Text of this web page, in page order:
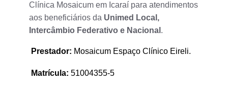
Clínica Mosaicum em Icaraí para atendimentos
aos beneficiários da Unimed Local,
Intercâmbio Federativo e Nacional .
Prestador: Mosaicum Espaço Clínico Eireli.
Matrícula: 51004355-5